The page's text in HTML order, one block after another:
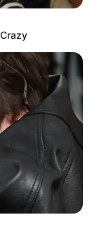
กณฑ์
โดย
ใจ
ศีใด มีเกณฑ์พลิก
68 นี้